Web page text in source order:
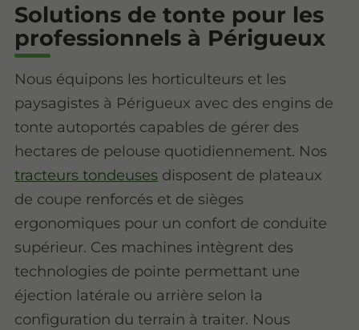
Solutions de tonte pour les
professionnels à Périgueux
Nous équipons les horticulteurs et les
paysagistes à Périgueux avec des engins de
tonte autoportés capables de gérer des
hectares de pelouse quotidiennement. Nos
tracteurs tondeuses disposent de plateaux
de coupe renforcés et de sièges
ergonomiques pour un confort de conduite
supérieur. Ces machines intègrent des
technologies de pointe permettant une
éjection latérale ou arrière selon la
configuration du terrain à traiter. Nous